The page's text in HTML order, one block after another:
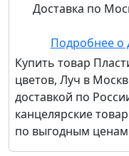
Доставка по
Подробнее о
Купить товар
цветов, Луч в
доставкой по
канцелярские
по выгодным